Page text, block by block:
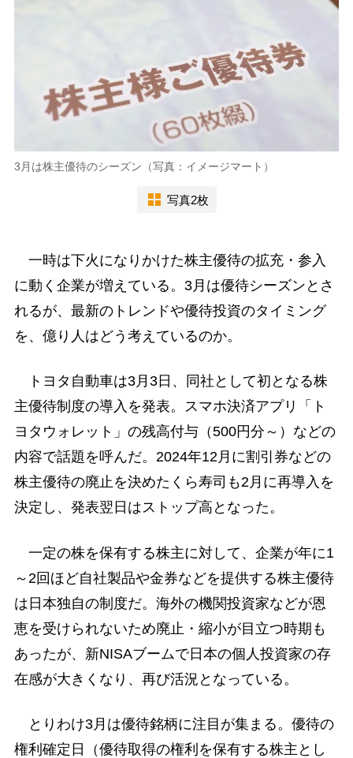
3月は株主優待のシーズン（写真：イメージマート）
写真2枚
一時は下火になりかけた株主優待の拡充・参入
に動く企業が増えている。3月は優待シーズンとさ
れるが、最新のトレンドや優待投資のタイミング
を、億り人はどう考えているのか。
トヨタ自動車は3月3日、同社として初となる株
主優待制度の導入を発表。スマホ決済アプリ「ト
ヨタウォレット」の残高付与（500円分～）などの
内容で話題を呼んだ。2024年12月に割引券などの
株主優待の廃止を決めたくら寿司も2月に再導入を
決定し、発表翌日はストップ高となった。
一定の株を保有する株主に対して、企業が年に1
～2回ほど自社製品や金券などを提供する株主優待
は日本独自の制度だ。海外の機関投資家などが恩
恵を受けられないため廃止・縮小が目立つ時期も
あったが、新NISAブームで日本の個人投資家の存
在感が大きくなり、再び活況となっている。
とりわけ3月は優待銘柄に注目が集まる。優待の
権利確定日（優待取得の権利を保有する株主とし